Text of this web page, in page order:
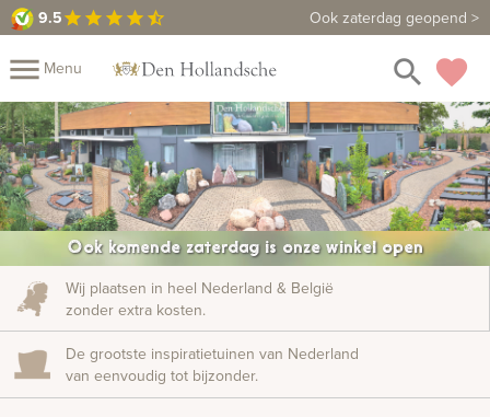
9.5star star star star star_half Ook zaterdag geopend >
9.5 Maak een vrijblijvende afspraak
menu Menu favorite
Mijn
Fotomap
search
close
Assortiment
Fotoboek
Informatie
Prijzen
Over
ons
Winkels Contact
Ook komende zaterdag is onze winkel open
Wij plaatsen in heel Nederland & België
zonder extra kosten.
De grootste inspiratietuinen van Nederland
van eenvoudig tot bijzonder.